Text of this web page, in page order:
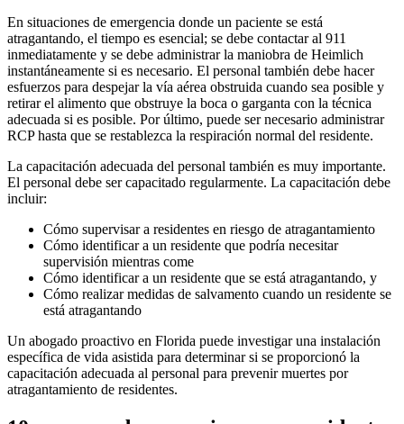
En situaciones de emergencia donde un paciente se está
atragantando, el tiempo es esencial; se debe contactar al 911
inmediatamente y se debe administrar la maniobra de Heimlich
instantáneamente si es necesario. El personal también debe hacer
esfuerzos para despejar la vía aérea obstruida cuando sea posible y
retirar el alimento que obstruye la boca o garganta con la técnica
adecuada si es posible. Por último, puede ser necesario administrar
RCP hasta que se restablezca la respiración normal del residente.
La capacitación adecuada del personal también es muy importante.
El personal debe ser capacitado regularmente. La capacitación debe
incluir:
Cómo supervisar a residentes en riesgo de atragantamiento
Cómo identificar a un residente que podría necesitar
supervisión mientras come
Cómo identificar a un residente que se está atragantando, y
Cómo realizar medidas de salvamento cuando un residente se
está atragantando
Un abogado proactivo en Florida puede investigar una instalación
específica de vida asistida para determinar si se proporcionó la
capacitación adecuada al personal para prevenir muertes por
atragantamiento de residentes.